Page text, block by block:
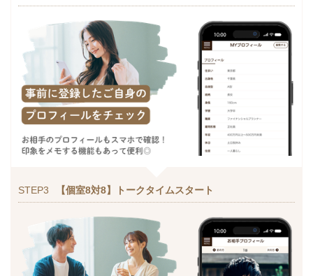
STEP3 【個室8対8】トークタイムスタート